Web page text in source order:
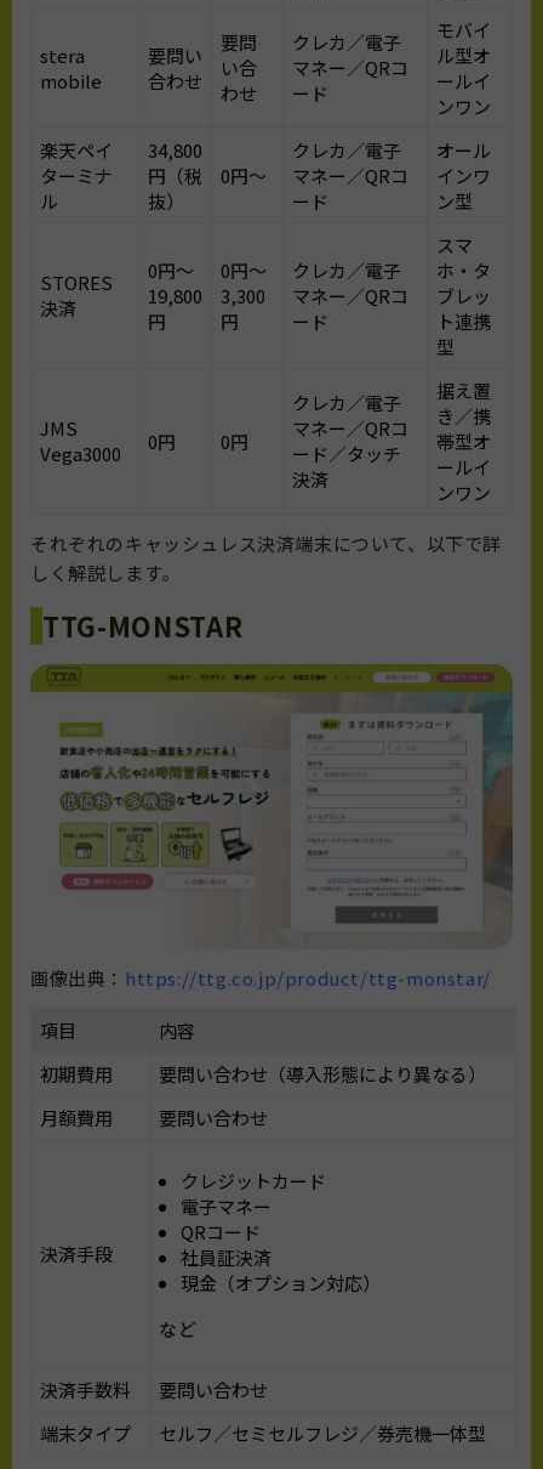
stera
mobile
要問い
合わせ
要問
い合
わせ
クレカ／電子
マネー／QRコ
ード
モバイ
ル型オ
ールイ
ンワン
楽天ペイ
ターミナ
ル
34,800
円（税
抜）
0円〜
クレカ／電子
マネー／QRコ
ード
オール
インワ
ン型
STORES
決済
0円〜
19,800
円
0円〜
3,300
円
クレカ／電子
マネー／QRコ
ード
スマ
ホ・タ
ブレッ
ト連携
型
JMS
Vega3000
0円 0円
クレカ／電子
マネー／QRコ
ード／タッチ
決済
据え置
き／携
帯型オ
ールイ
ンワン
それぞれのキャッシュレス決済端末について、以下で詳
しく解説します。
TTG-MONSTAR
画像出典： https://ttg.co.jp/product/ttg-monstar/
項目
内容
初期費用
要問い合わせ（導入形態により異なる）
月額費用
要問い合わせ
決済手段
クレジットカード
電子マネー
QRコード
社員証決済
現金（オプション対応）
など
決済手数料
要問い合わせ
端末タイプ
セルフ／セミセルフレジ／券売機一体型